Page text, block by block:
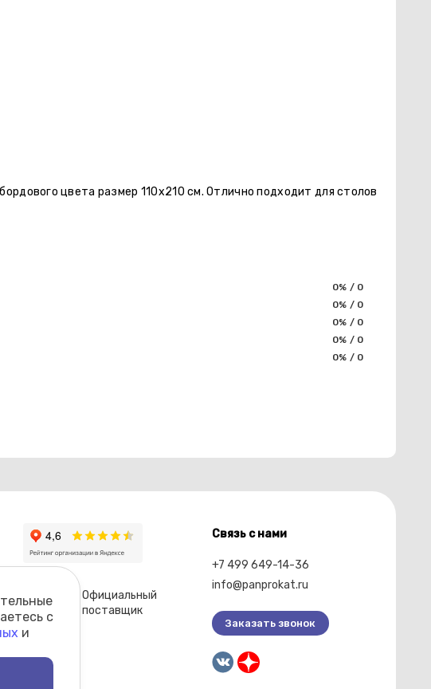
цвета размер 110х210 см. Отлично подходит для столов
0% / 0
0% / 0
0% / 0
0% / 0
0% / 0
Официальный
поставщик
Связь с нами
+7 499 649-14-36
info@panprokat.ru
Заказать звонок
с
и